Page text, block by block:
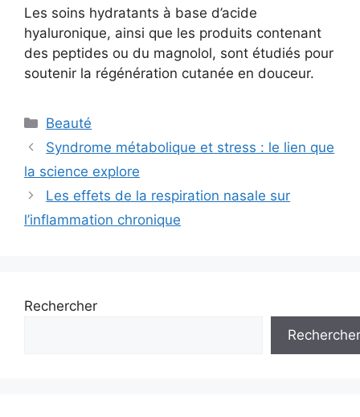
Les soins hydratants à base d’acide
hyaluronique, ainsi que les produits contenant
des peptides ou du magnolol, sont étudiés pour
soutenir la régénération cutanée en douceur.
Catégories
Beauté
Syndrome métabolique et stress : le lien que
la science explore
Les effets de la respiration nasale sur
l’inflammation chronique
Rechercher
Rechercher